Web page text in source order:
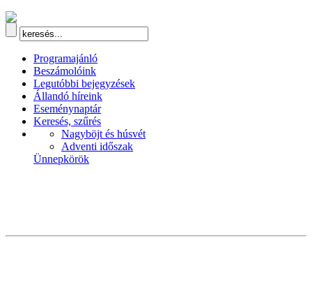
Programajánló
Beszámolóink
Legutóbbi bejegyzések
Állandó híreink
Eseménynaptár
Keresés, szűrés
Nagyböjt és húsvét
Adventi időszak
Ünnepkörök